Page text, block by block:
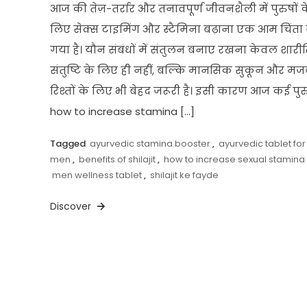
आज की तेज़-तर्रार और तनावपूर्ण जीवनशैली में पुरुषों
लिए सेक्स टाइमिंग और स्टैमिना बढ़ाना एक आम
गया है। यौन संबंधों में संतुलन बनाए रखना केवल
संतुष्टि के लिए ही नहीं, बल्कि मानसिक सुकून और
रिश्तों के लिए भी बेहद जरूरी है। इसी कारण आज कई
how to increase stamina […]
Tagged ayurvedic stamina booster, ayurvedic tablet for
men , benefits of shilajit, how to increase sexual stamina
men wellness tablet, shilajit ke fayde
Discover